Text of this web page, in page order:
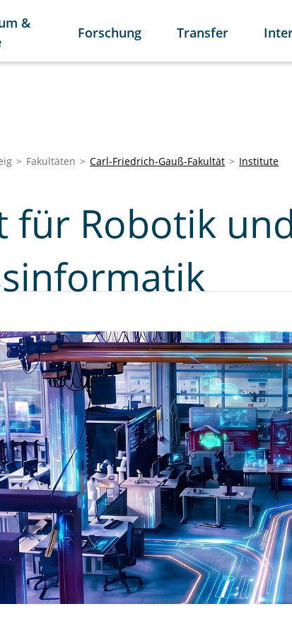
&
Forschung Transfer
Fakultäten Carl-Friedrich-Gauß-Fakultät Institute
für Robotik